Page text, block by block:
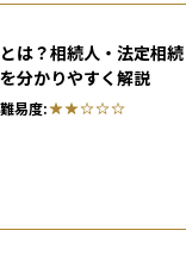
は？相続人・法定相続
分かりやすく解説
難易度: